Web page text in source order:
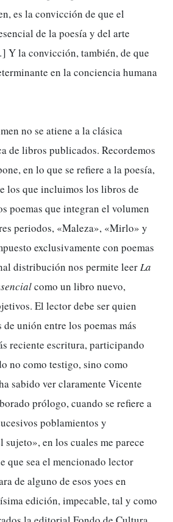
es la convicción de que el
de la poesía y del arte
Y la convicción, también, de que
en la conciencia humana
no se atiene a la clásica
de libros publicados. Recordemos
en lo que se refiere a la poesía,
los que incluimos los libros de
poemas que integran el volumen
periodos, «Maleza», «Mirlo» y
exclusivamente con poemas
distribución nos permite leerLa
como un libro nuevo,
El lector debe ser quien
de unión entre los poemas más
reciente escritura, participando
no como testigo, sino como
sabido ver claramente Vicente
prólogo, cuando se refiere a
poblamientos y
sujeto», en los cuales me parece
que sea el mencionado lector
de alguno de esos yoes en
edición, impecable, tal y como